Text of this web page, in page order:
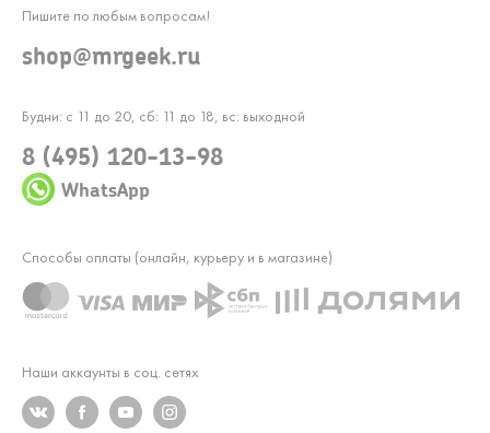
Будни: с 11 до 20, сб: 11 до 18, вс: выходной
8 (495) 120-13-98
WhatsApp
Пишите по любым вопросам!
shop@mrgeek.ru
Наши аккаунты в соц. сетях
Способы оплаты (онлайн, курьеру и в магазине)